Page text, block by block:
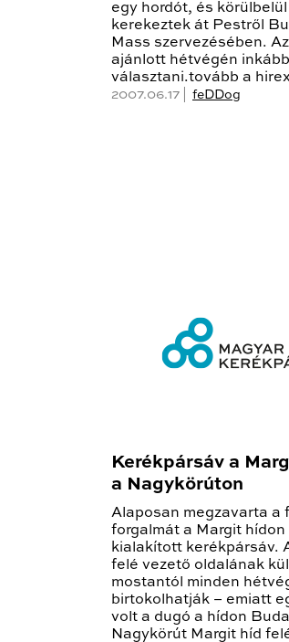
egy hordót, és körülbelül
kerekeztek át Pestről
Mass szervezésében.
ajánlott hétvégén
választani.tovább a
2007.06.17 | feDDog
Kerékpársáv a
a Nagykörúton
Alaposan megzavarta a
forgalmát a Margit hídon
kialakított kerékpársáv.
felé vezető oldalának
mostantól minden
birtokolhatják – emiatt
volt a dugó a hídon
Nagykörút Margit híd